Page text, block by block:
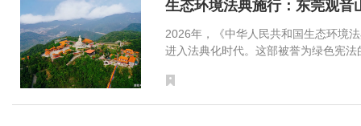
生态环境法典施行：东莞观音
2026年，《中华人民共和国生态环境
进入法典化时代。这部被誉为绿色宪